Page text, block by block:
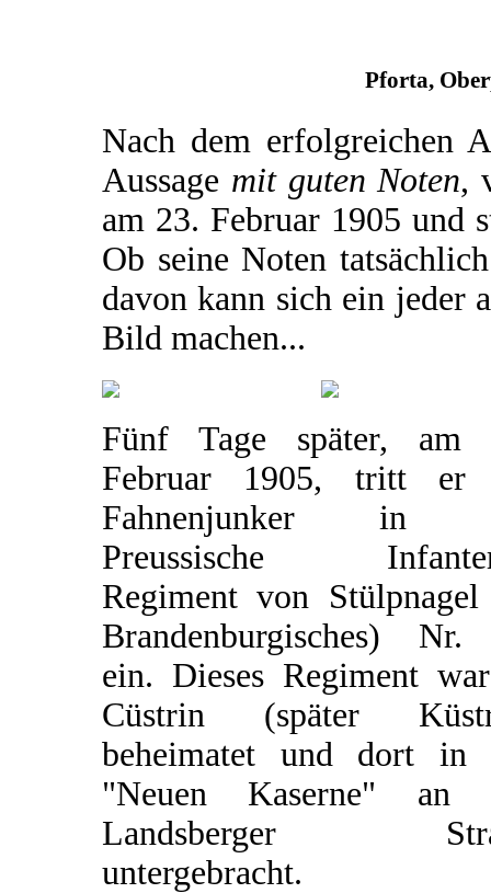
Pforta,
Nach dem erfolgreichen
Aussage mit guten Noten,
am 23. Februar 1905 und
Ob seine Noten
davon kann sich ein jeder
Bild machen...
Fünf Tage später, am
Februar 1905, tritt er
Fahnenjunker in
Preussische
Regiment von
Brandenburgisches)
ein. Dieses Regiment
Cüstrin (später
beheimatet und dort in
"Neuen Kaserne" an
Landsberger
untergebracht.